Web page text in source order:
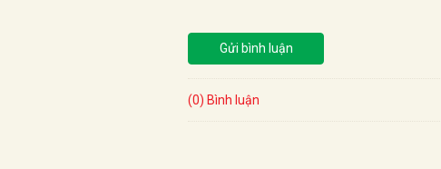
Gửi bình luận
(0) Bình luận